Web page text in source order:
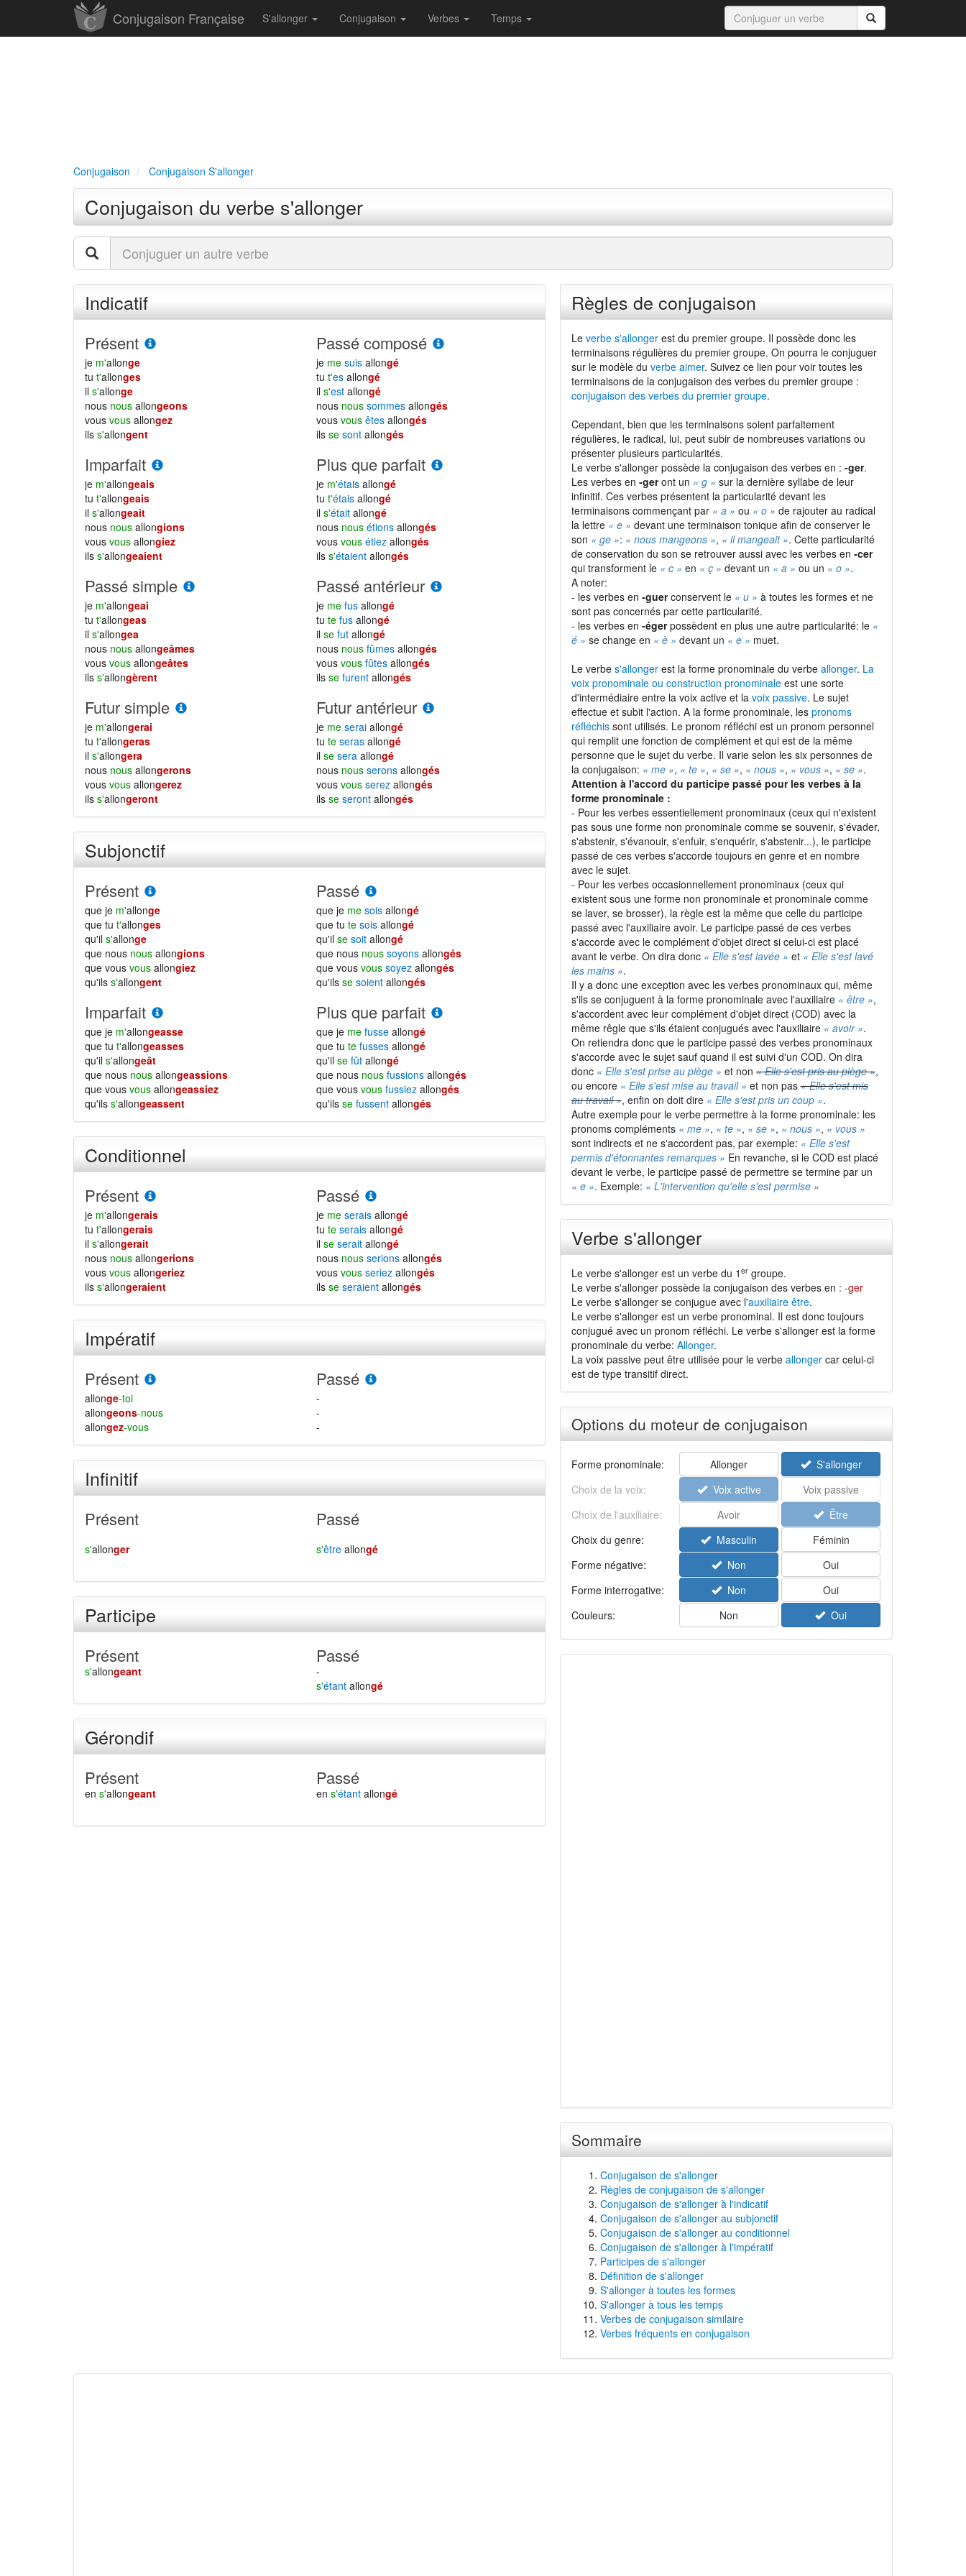
Conjugaison Française S'allonger Conjugaison Verbes Temps
Conjugaison Conjugaison S'allonger
Conjugaison du verbe s'allonger
Indicatif
Présent
je m'allonge
tu t'allonges
il s'allonge
nous nous allongeons
vous vous allongez
ils s'allongent
Passé composé
je mesuis allongé
tut'es allongé
ils'est allongé
nous noussommes allongés
vousvousêtes allongés
ilssesont allongés
Imparfait
je m'allongeais
tu t'allongeais
il s'allongeait
nous nous allongions
vous vous allongiez
ils s'allongeaient
Plus que parfait
je m'étais allongé
tut'étais allongé
ils'était allongé
nous nousétions allongés
vousvousétiez allongés
ilss'étaient allongés
Passé simple
je m'allongeai
tu t'allongeas
il s'allongea
nous nous allongeâmes
vous vous allongeâtes
ils s'allongèrent
Passé antérieur
je mefus allongé
tutefus allongé
ilsefut allongé
nous nousfûmes allongés
vousvousfûtes allongés
ilssefurent allongés
Futur simple
je m'allongerai
tu t'allongeras
il s'allongera
nous nous allongerons
vous vous allongerez
ils s'allongeront
Futur antérieur
je meserai allongé
tuteseras allongé
ilsesera allongé
nous nousserons allongés
vousvousserez allongés
ilsseseront allongés
Subjonctif
Présent
que je m'allonge
que tu t'allonges
qu'il s'allonge
que nous nous allongions
que vous vous allongiez
qu'ils s'allongent
Passé
que je mesois allongé
que tutesois allongé
qu'ilsesoit allongé
que nous noussoyons allongés
que vousvoussoyez allongés
qu'ilssesoient allongés
Imparfait
que je m'allongeasse
que tu t'allongeasses
qu'il s'allongeât
que nous nous allongeassions
que vous vous allongeassiez
qu'ils s'allongeassent
Plus que parfait
que je mefusse allongé
que tutefusses allongé
qu'ilsefût allongé
que nous nousfussions allongés
que vousvousfussiez allongés
qu'ilssefussent allongés
Conditionnel
Présent
je m'allongerais
tu t'allongerais
il s'allongerait
nous nous allongerions
vous vous allongeriez
ils s'allongeraient
Passé
je meserais allongé
tuteserais allongé
ilseserait allongé
nous nousserions allongés
vousvousseriez allongés
ilsseseraient allongés
Impératif
Présent
allonge-toi
allongeons-nous
allongez-vous
Passé
-
-
-
Infinitif
Présent
s'allonger
Passé
s'être allongé
Participe
Présent
s'allongeant
Passé
-
s'étant allongé
Gérondif
Présent
en s'allongeant
Passé
ens'étant allongé
Règles de conjugaison
Le verbe s'allongerest du premier groupe. Il possède donc les
terminaisons régulières du premier groupe. On pourra le conjuguer
sur le modèle du verbe aimer. Suivez ce lien pour voir toutes les
terminaisons de la conjugaison des verbes du premier groupe :
conjugaison des verbes du premier groupe.
Cependant, bien que les terminaisons soient parfaitement
régulières, le radical, lui, peut subir de nombreuses variations ou
présenter plusieurs particularités.
Le verbe s'allonger possède la conjugaison des verbes en : -ger.
Les verbes en -geront un « g » sur la dernière syllabe de leur
infinitif. Ces verbes présentent la particularité devant les
terminaisons commençant par « a » ou « o » de rajouter au radical
la lettre « e » devant une terminaison tonique afin de conserver le
son « ge »: « nous mangeons », « il mangeait ». Cette particularité
de conservation du son se retrouver aussi avec les verbes en -cer
qui transforment le « c » en « ç » devant un « a » ou un « o ».
A noter:
- les verbes en -guerconservent le « u » à toutes les formes et ne
sont pas concernés par cette particularité.
- les verbes en -égerpossèdent en plus une autre particularité: le «
é » se change en « è » devant un « e » muet.
Le verbe s'allongerest la forme pronominale du verbe allonger. La
voix pronominale ou construction pronominaleest une sorte
d'intermédiaire entre la voix active et la voix passive. Le sujet
effectue et subit l'action. A la forme pronominale, les pronoms
réfléchissont utilisés. Le pronom réfléchi est un pronom personnel
qui remplit une fonction de complément et qui est de la même
personne que le sujet du verbe. Il varie selon les six personnes de
la conjugaison: « me », « te », « se », « nous », « vous », « se ».
Attention à l'accord du participe passé pour les verbes à la
forme pronominale :
- Pour les verbes essentiellement pronominaux (ceux qui n'existent
pas sous une forme non pronominale comme se souvenir, s'évader,
s'abstenir, s'évanouir, s'enfuir, s'enquérir, s'abstenir...), le participe
passé de ces verbes s'accorde toujours en genre et en nombre
avec le sujet.
- Pour les verbes occasionnellement pronominaux (ceux qui
existent sous une forme non pronominale et pronominale comme
se laver, se brosser), la règle est la même que celle du participe
passé avec l'auxiliaire avoir. Le participe passé de ces verbes
s'accorde avec le complément d'objet direct si celui-ci est placé
avant le verbe. On dira donc « Elle s'est lavée » et « Elle s'est lavé
les mains ».
Il y a donc une exception avec les verbes pronominaux qui, même
s'ils se conjuguent à la forme pronominale avec l'auxiliaire « être »,
s'accordent avec leur complément d'objet direct (COD) avec la
même rêgle que s'ils étaient conjugués avec l'auxiliaire « avoir ».
On retiendra donc que le participe passé des verbes pronominaux
s'accorde avec le sujet sauf quand il est suivi d'un COD. On dira
donc « Elle s'est prise au piège » et non« Elle s'est pris au piège »,
ou encore « Elle s'est mise au travail » et non pas« Elle s'est mis
au travail », enfin on doit dire « Elle s'est pris un coup ».
Autre exemple pour le verbe permettre à la forme pronominale: les
pronoms compléments « me », « te », « se », « nous », « vous »
sont indirects et ne s'accordent pas, par exemple: « Elle s'est
permis d'étonnantes remarques » En revanche, si le COD est placé
devant le verbe, le participe passé de permettre se termine par un
« e ». Exemple: « L'intervention qu'elle s'est permise »
Verbe s'allonger
Le verbe s'allonger est un verbe du 1 ergroupe.
Le verbe s'allonger possède la conjugaison des verbes en : -ger
Le verbe s'allonger se conjugue avec l'auxiliaire être.
Le verbe s'allonger est un verbe pronominal. Il est donc toujours
conjugué avec un pronom réfléchi. Le verbe s'allonger est la forme
pronominale du verbe: Allonger.
La voix passive peut être utilisée pour le verbe allongercar celui-ci
est de type transitif direct.
Options du moteur de conjugaison
Forme pronominale: Allonger
S'allonger
Choix de la voix:
Voix active
Voix passive
Choix de l'auxiliaire:
Avoir
Être
Choix du genre:
Masculin
Féminin
Forme négative:
Non
Oui
Forme interrogative:
Non
Oui
Couleurs:
Non Oui
Sommaire
Conjugaison de s'allonger
Règles de conjugaison de s'allonger
Conjugaison de s'allonger à l'indicatif
Conjugaison de s'allonger au subjonctif
Conjugaison de s'allonger au conditionnel
Conjugaison de s'allonger à l'impératif
Participes de s'allonger
Définition de s'allonger
S'allonger à toutes les formes
S'allonger à tous les temps
Verbes de conjugaison similaire
Verbes fréquents en conjugaison